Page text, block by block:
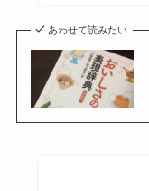
あわせて読みたい